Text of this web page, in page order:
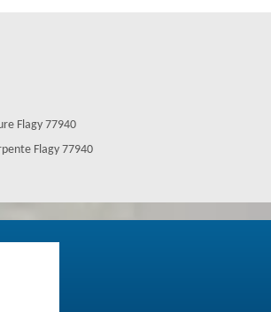
le
bon
et
Flagy 77940
Flagy 77940